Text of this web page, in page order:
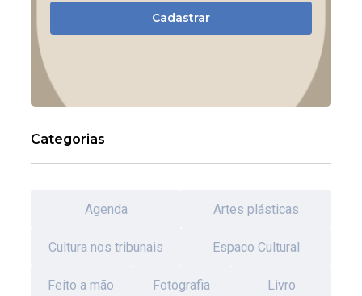
Cadastrar
Categorias
Agenda Artes plásticas
Cultura nos tribunais Espaco Cultural
Feito a mão Fotografia Livro